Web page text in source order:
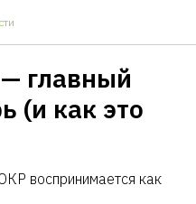
главный
(и как это
воспринимается как